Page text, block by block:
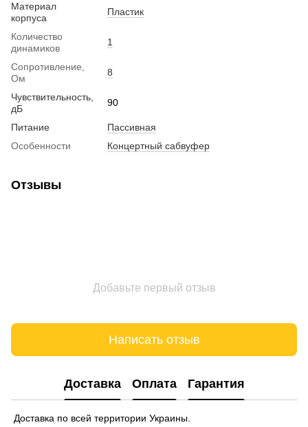
Материал
корпуса
Пластик
Количество
динамиков
1
Сопротивление,
Ом
8
Чувствительность,
дБ
90
Питание
Пассивная
Особенности
Концертный сабвуфер
Отзывы
Добавьте первый отзыв
Написать отзыв
Доставка Оплата Гарантия
Доставка по всей территории Украины.